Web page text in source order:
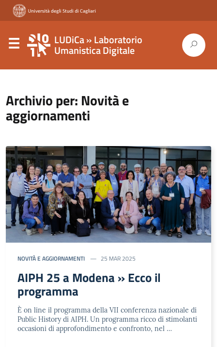
LUDiCa » Laboratorio
Umanistica Digitale
Archivio per: Novità e
aggiornamenti
NOVITÀ E AGGIORNAMENTI 25 MAR 2025
AIPH 25 a Modena » Ecco il
programma
È on line il programma della VII conferenza nazionale di
Public History di AIPH. Un programma ricco di stimolanti
occasioni di approfondimento e confronto, nel …